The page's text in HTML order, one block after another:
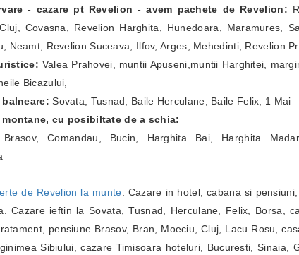
- cazare pt Revelion - avem pachete de Revelion:
Covasna, Revelion Harghita, Hunedoara, Maramures,
Neamt, Revelion Suceava, Ilfov, Arges, Mehedinti, Revelion
Valea Prahovei, muntii Apuseni,muntii Harghitei,
Bicazului,
Sovata, Tusnad, Baile Herculane, Baile Felix, 1 Mai
cu posibiltate de a schia:
Comandau, Bucin, Harghita Bai, Harghita
de Revelion la munte. Cazare in hotel, cabana si
Cazare ieftin la Sovata, Tusnad, Herculane, Felix, Borsa,
pensiune Brasov, Bran, Moeciu, Cluj, Lacu Rosu,
Sibiului, cazare Timisoara hoteluri, Bucuresti, Sinaia,